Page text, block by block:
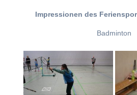
Impressionen des
Badminton